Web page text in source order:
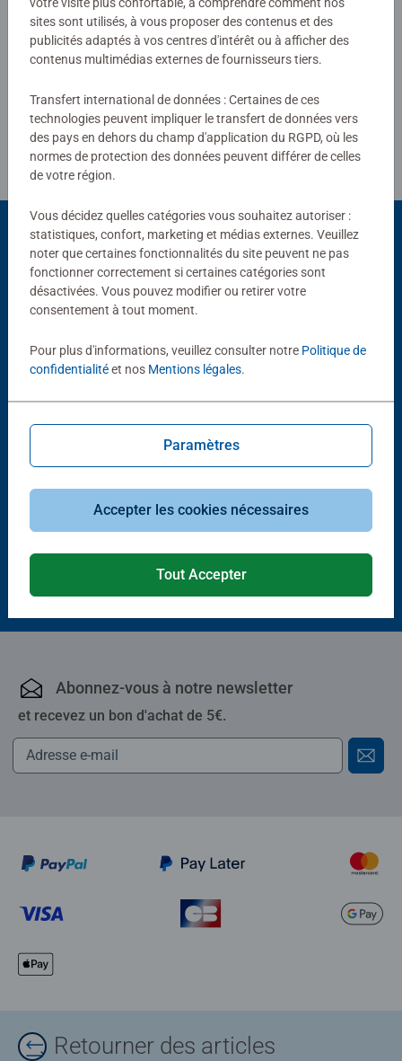
Rédiger une évaluation
Consignes d'évaluation
Choix populaires
D'autres personnes aiment aussi
Le Daigo-ji, Kyoto, Japon
Puzzle adulte
L'heure du thé au jardin japonais
Puzzle adulte
18,00 €
Abonnez-vous à notre newsletter
et recevez un bon d'achat de 5€.
Retourner des articles
sites sont utilisés, à vous proposer des contenus et des
publicités adaptés à vos centres d'intérêt ou à afficher des
contenus multimédias externes de fournisseurs tiers.
Transfert international de données : Certaines de ces
technologies peuvent impliquer le transfert de données vers
des pays en dehors du champ d'application du RGPD, où les
normes de protection des données peuvent différer de celles
de votre région.
Vous décidez quelles catégories vous souhaitez autoriser :
statistiques, confort, marketing et médias externes. Veuillez
noter que certaines fonctionnalités du site peuvent ne pas
fonctionner correctement si certaines catégories sont
désactivées. Vous pouvez modifier ou retirer votre
consentement à tout moment.
Pour plus d'informations, veuillez consulter notre Politique de
confidentialitéet nos Mentions légales.
Paramètres
Accepter les cookies nécessaires
Tout Accepter